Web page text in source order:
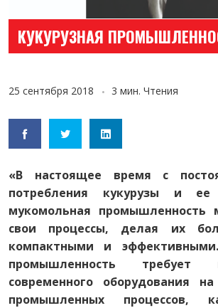
КУКУРУЗНАЯ
25 сентября 2018 3 мин. Чтения
«В настоящее время с
потребления кукурузы и ее
мукомольная промышленность
свои процессы, делая их
компактными и
промышленность требует
современного оборудования
промышленных процессов,